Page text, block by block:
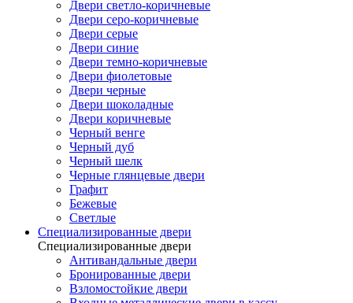
Двери светло-коричневые
Двери серо-коричневые
Двери серые
Двери синие
Двери темно-коричневые
Двери фиолетовые
Двери черные
Двери шоколадные
Двери коричневые
Черный венге
Черный дуб
Черный шелк
Черные глянцевые двери
Графит
Бежевые
Светлые
Специализированные двери
Специализированные двери
Антивандальные двери
Бронированные двери
Взломостойкие двери